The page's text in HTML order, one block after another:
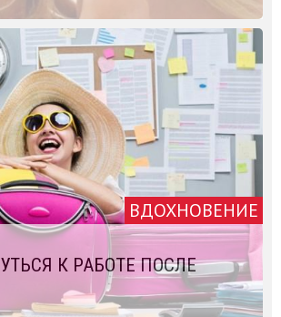
ВДОХНОВЕНИЕ
К РАБОТЕ ПОСЛЕ